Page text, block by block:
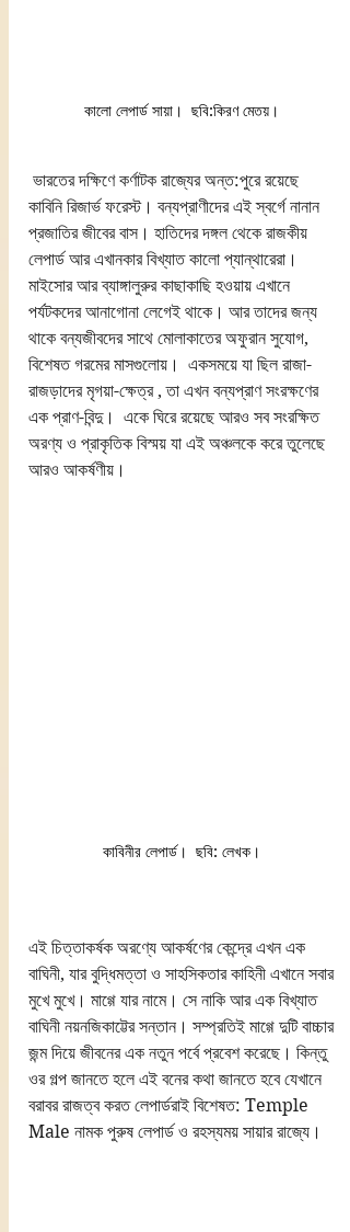
কালো লেপার্ড সায়া।  ছবি:কিরণ মেতয়।
ভারতের দক্ষিণে কর্ণাটক রাজ্যের অন্ত:পুরে রয়েছে
কাবিনি রিজার্ভ ফরেস্ট। বন্যপ্রাণীদের এই স্বর্গে নানান
প্রজাতির জীবের বাস। হাতিদের দঙ্গল থেকে রাজকীয়
লেপার্ড আর এখানকার বিখ্যাত কালো প্যান্থারেরা।
মাইসোর আর ব্যাঙ্গালুরুর কাছাকাছি হওয়ায় এখানে
পর্যটকদের আনাগোনা লেগেই থাকে। আর তাদের জন্য
থাকে বন্যজীবদের সাথে মোলাকাতের অফুরান সুযোগ,
বিশেষত গরমের মাসগুলোয়।  একসময়ে যা ছিল রাজা-
রাজড়াদের মৃগয়া-ক্ষেত্র , তা এখন বন্যপ্রাণ সংরক্ষণের
এক প্রাণ-বিন্দু।  একে ঘিরে রয়েছে আরও সব সংরক্ষিত
অরণ্য ও প্রাকৃতিক বিস্ময় যা এই অঞ্চলকে করে তুলেছে
আরও আকর্ষণীয়।
কাবিনীর লেপার্ড।  ছবি: লেখক।
এই চিত্তাকর্ষক অরণ্যে আকর্ষণের কেন্দ্রে এখন এক
বাঘিনী, যার বুদ্ধিমত্তা ও সাহসিকতার কাহিনী এখানে সবার
মুখে মুখে। মাগ্গে যার নামে। সে নাকি আর এক বিখ্যাত
বাঘিনী নয়নজিকাট্টের সন্তান। সম্প্রতিই মাগ্গে দুটি বাচ্চার
জন্ম দিয়ে জীবনের এক নতুন পর্বে প্রবেশ করেছে। কিন্তু
ওর গল্প জানতে হলে এই বনের কথা জানতে হবে যেখানে
বরাবর রাজত্ব করত লেপার্ডরাই বিশেষত: Temple
Male নামক পুরুষ লেপার্ড ও রহস্যময় সায়ার রাজ্যে।